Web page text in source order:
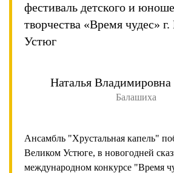
фестиваль детского и
творчества «Время чудес»
Устюг
Наталья Владимировна
Балашиха
Ансамбль "Хрустальная капель"
Великом Устюге, в новогодней
международном конкурсе "Время